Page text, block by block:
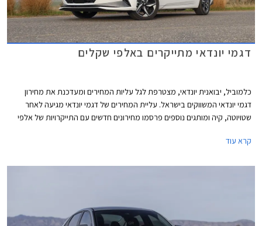
דגמי יונדאי מתייקרים באלפי שקלים
כלמוביל, יבואנית יונדאי, מצטרפת לגל עליות המחירים ומעדכנת את מחירון
דגמי יונדאי המשווקים בישראל. עליית המחירים של דגמי יונדאי מגיעה לאחר
שטויוטה, קיה ומותגים נוספים פרסמו מחירונים חדשים עם התייקרויות של אלפי
קרא עוד